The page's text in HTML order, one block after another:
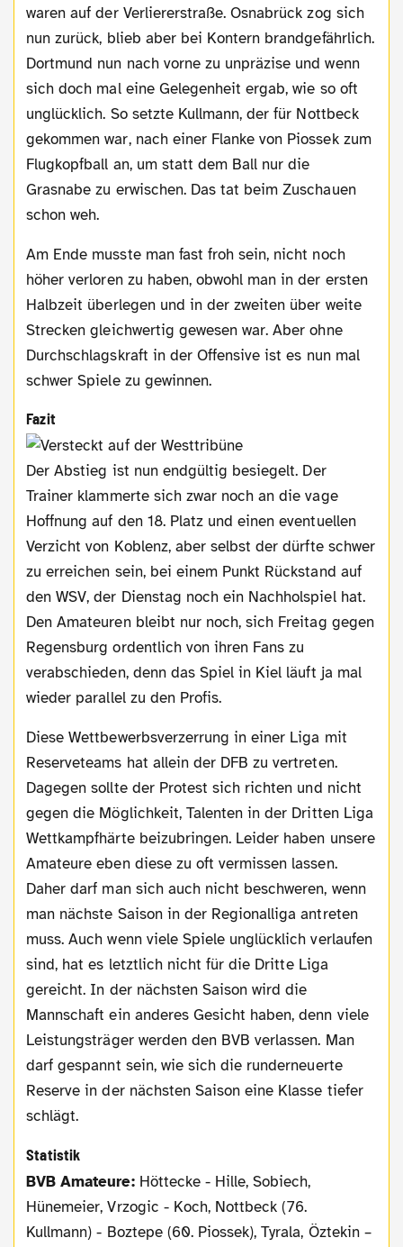
waren auf der Verliererstraße. Osnabrück zog sich
nun zurück, blieb aber bei Kontern brandgefährlich.
Dortmund nun nach vorne zu unpräzise und wenn
sich doch mal eine Gelegenheit ergab, wie so oft
unglücklich. So setzte Kullmann, der für Nottbeck
gekommen war, nach einer Flanke von Piossek zum
Flugkopfball an, um statt dem Ball nur die
Grasnabe zu erwischen. Das tat beim Zuschauen
schon weh.
Am Ende musste man fast froh sein, nicht noch
höher verloren zu haben, obwohl man in der ersten
Halbzeit überlegen und in der zweiten über weite
Strecken gleichwertig gewesen war. Aber ohne
Durchschlagskraft in der Offensive ist es nun mal
schwer Spiele zu gewinnen.
Fazit
Der Abstieg ist nun endgültig besiegelt. Der
Trainer klammerte sich zwar noch an die vage
Hoffnung auf den 18. Platz und einen eventuellen
Verzicht von Koblenz, aber selbst der dürfte schwer
zu erreichen sein, bei einem Punkt Rückstand auf
den WSV, der Dienstag noch ein Nachholspiel hat.
Den Amateuren bleibt nur noch, sich Freitag gegen
Regensburg ordentlich von ihren Fans zu
verabschieden, denn das Spiel in Kiel läuft ja mal
wieder parallel zu den Profis.
Diese Wettbewerbsverzerrung in einer Liga mit
Reserveteams hat allein der DFB zu vertreten.
Dagegen sollte der Protest sich richten und nicht
gegen die Möglichkeit, Talenten in der Dritten Liga
Wettkampfhärte beizubringen. Leider haben unsere
Amateure eben diese zu oft vermissen lassen.
Daher darf man sich auch nicht beschweren, wenn
man nächste Saison in der Regionalliga antreten
muss. Auch wenn viele Spiele unglücklich verlaufen
sind, hat es letztlich nicht für die Dritte Liga
gereicht. In der nächsten Saison wird die
Mannschaft ein anderes Gesicht haben, denn viele
Leistungsträger werden den BVB verlassen. Man
darf gespannt sein, wie sich die runderneuerte
Reserve in der nächsten Saison eine Klasse tiefer
schlägt.
Statistik
BVB Amateure: Höttecke - Hille, Sobiech,
Hünemeier, Vrzogic - Koch, Nottbeck (76.
Kullmann) - Boztepe (60. Piossek), Tyrala, Öztekin –